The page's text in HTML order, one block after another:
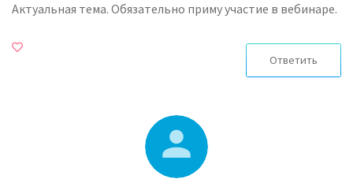
Актуальная тема. Обязательно приму участие в вебинаре.
Ответить